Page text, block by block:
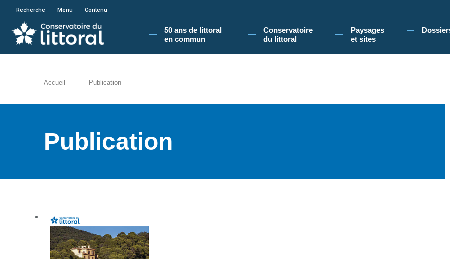
En poursuivant votre navigation sur le site du Conservatoire du littoral, vous acceptez l'utilisation de cookies pour vous
Recherche Menu Contenu
50 ans de littoral
en commun​
Conservatoire
du littoral
Paysages
et sites
Accueil Publication
Publication